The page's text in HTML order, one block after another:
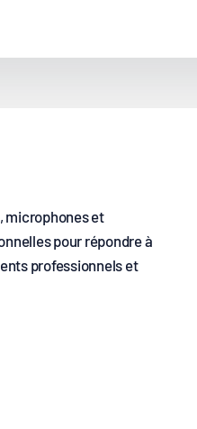
microphones et
pour répondre à
professionnels et